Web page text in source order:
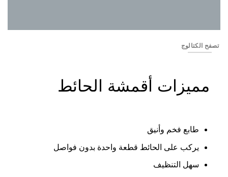
تصفح الكتالوج
مميزات أقمشة الحائط
طابع فخم وأنيق
يركب على الحائط قطعة واحدة بدون فواصل
سهل التنظيف